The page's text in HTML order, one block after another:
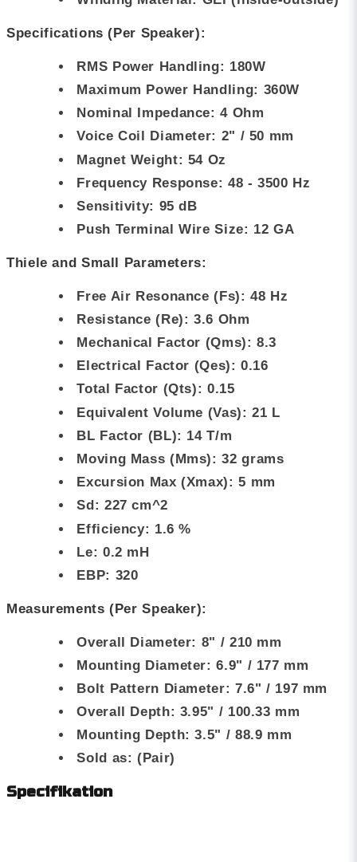
Specifications (Per Speaker):
RMS Power Handling: 180W
Maximum Power Handling: 360W
Nominal Impedance: 4 Ohm
Voice Coil Diameter: 2" / 50 mm
Magnet Weight: 54 Oz
Frequency Response: 48 - 3500 Hz
Sensitivity: 95 dB
Push Terminal Wire Size: 12 GA
Thiele and Small Parameters:
Free Air Resonance (Fs): 48 Hz
Resistance (Re): 3.6 Ohm
Mechanical Factor (Qms): 8.3
Electrical Factor (Qes): 0.16
Total Factor (Qts): 0.15
Equivalent Volume (Vas): 21 L
BL Factor (BL): 14 T/m
Moving Mass (Mms): 32 grams
Excursion Max (Xmax): 5 mm
Sd: 227 cm^2
Efficiency: 1.6 %
Le: 0.2 mH
EBP: 320
Measurements (Per Speaker):
Overall Diameter: 8" / 210 mm
Mounting Diameter: 6.9" / 177 mm
Bolt Pattern Diameter: 7.6" / 197 mm
Overall Depth: 3.95" / 100.33 mm
Mounting Depth: 3.5" / 88.9 mm
Sold as: (Pair)
Specifikation